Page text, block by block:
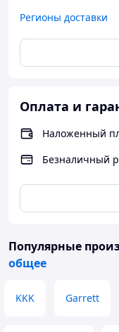
Регионы доставки
Оплата и
Наложенный
Безналичный
Популярные
общее
KKK Garrett